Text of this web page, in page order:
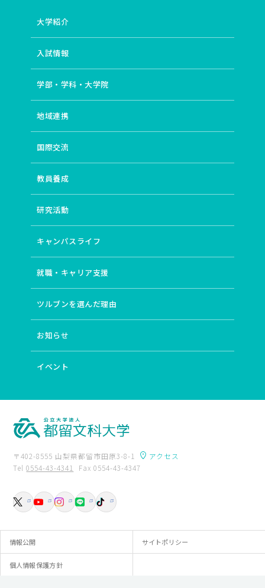
入試資料請求
お問い合わせ
大学紹介
入試情報
学部・学科・大学院
地域連携
国際交流
教員養成
研究活動
キャンパスライフ
就職・キャリア支援
ツルブンを選んだ理由
お知らせ
イベント
〒402-8555 山梨県都留市田原3-8-1
アクセス
Tel0554-43-4341 Fax 0554-43-4347
情報公開 サイトポリシー
個人情報保護方針